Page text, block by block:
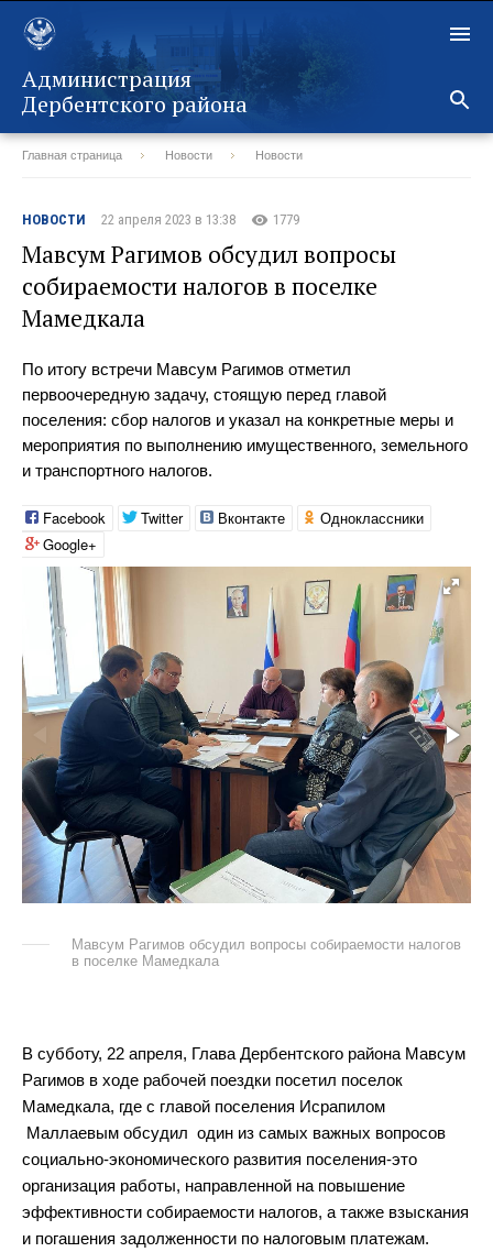
Администрация
Дербентского района
Главная страница Новости Новости
НОВОСТИ 22 апреля 2023 в 13:38 1779
Мавсум Рагимов обсудил вопросы
собираемости налогов в поселке
Мамедкала
По итогу встречи Мавсум Рагимов отметил
первоочередную задачу, стоящую перед главой
поселения: сбор налогов и указал на конкретные меры и
мероприятия по выполнению имущественного, земельного
и транспортного налогов.
Facebook Twitter Вконтакте
Одноклассники
Google+
Мавсум Рагимов обсудил вопросы собираемости налогов
в поселке Мамедкала
В субботу, 22 апреля, Глава Дербентского района Мавсум
Рагимов в ходе рабочей поездки посетил поселок
Мамедкала, где с главой поселения Исрапилом
Маллаевым обсудил один из самых важных вопросов
социально-экономического развития поселения-это
организация работы, направленной на повышение
эффективности собираемости налогов, а также взыскания
и погашения задолженности по налоговым платежам.